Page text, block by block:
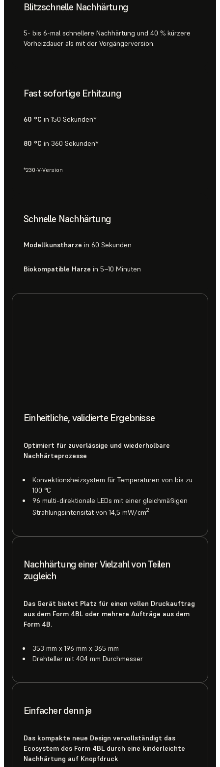
Blitzschnelle Nachhärtung
5- bis 6-mal schnellere Nachhärtung und 40 % kürzere
Vorheizdauer als mit der Vorgängerversion.
Fast sofortige Erhitzung
60 °C in 150 Sekunden*
80 °C in 360 Sekunden*
*230-V-Version
Schnelle Nachhärtung
Modellkunstharze in 60 Sekunden
Biokompatible Harze in 5–10 Minuten
Einheitliche, validierte Ergebnisse
Optimiert für zuverlässige und wiederholbare
Nachhärteprozesse
Konvektionsheizsystem für Temperaturen von bis zu
100 °C
96 multi-direktionale LEDs mit einer gleichmäßigen
Strahlungsintensität von 14,5 mW/cm2
Nachhärtung einer Vielzahl von Teilen
zugleich
Das Gerät bietet Platz für einen vollen Druckauftrag
aus dem Form 4BL oder mehrere Aufträge aus dem
Form 4B.
353 mm x 196 mm x 365 mm
Drehteller mit 404 mm Durchmesser
Einfacher denn je
Das kompakte neue Design vervollständigt das
Ecosystem des Form 4BL durch eine kinderleichte
Nachhärtung auf Knopfdruck